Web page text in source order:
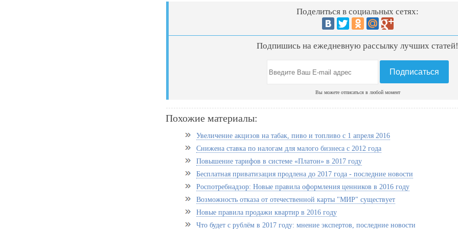
Поделиться в социальных сетях:
Подпишись на ежедневную рассылку лучших
Вы можете отписаться в любой момент
Похожие материалы:
Увеличение акцизов на табак, пиво и топливо с 1 апреля 2016
Снижена ставка по налогам для малого бизнеса с 2012 года
Повышение тарифов в системе «Платон» в 2017 году
Бесплатная приватизация продлена до 2017 года - последние новости
Роспотребнадзор: Новые правила оформления ценников в 2016 году
Возможность отказа от отечественной карты "МИР" существует
Новые правила продажи квартир в 2016 году
Что будет с рублём в 2017 году: мнение экспертов, последние новости